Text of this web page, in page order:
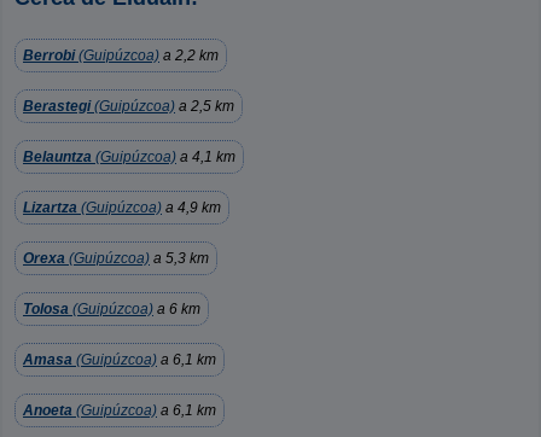
Berrobi(Guipúzcoa) a 2,2 km
Berastegi(Guipúzcoa) a 2,5 km
Belauntza (Guipúzcoa) a 4,1 km
Lizartza (Guipúzcoa) a 4,9 km
Orexa (Guipúzcoa) a 5,3 km
Tolosa (Guipúzcoa) a 6 km
Amasa (Guipúzcoa) a 6,1 km
Anoeta (Guipúzcoa) a 6,1 km